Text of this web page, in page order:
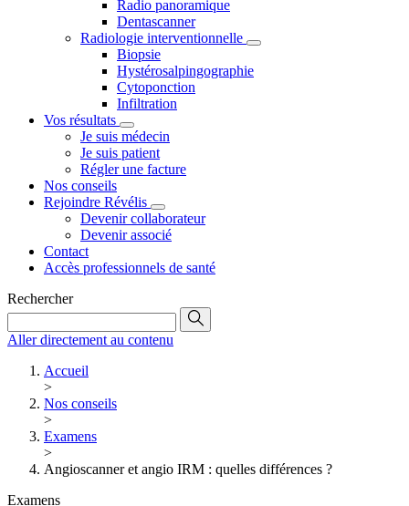
Radio panoramique
Dentascanner
Radiologie interventionnelle
Biopsie
Hystérosalpingographie
Cytoponction
Infiltration
Vos résultats
Je suis médecin
Je suis patient
Régler une facture
Nos conseils
Rejoindre Révélis
Devenir collaborateur
Devenir associé
Contact
Accès professionnels de santé
Rechercher
Aller directement au contenu
Accueil
>
Nos conseils
>
Examens
>
Angioscanner et angio IRM : quelles différences ?
Examens